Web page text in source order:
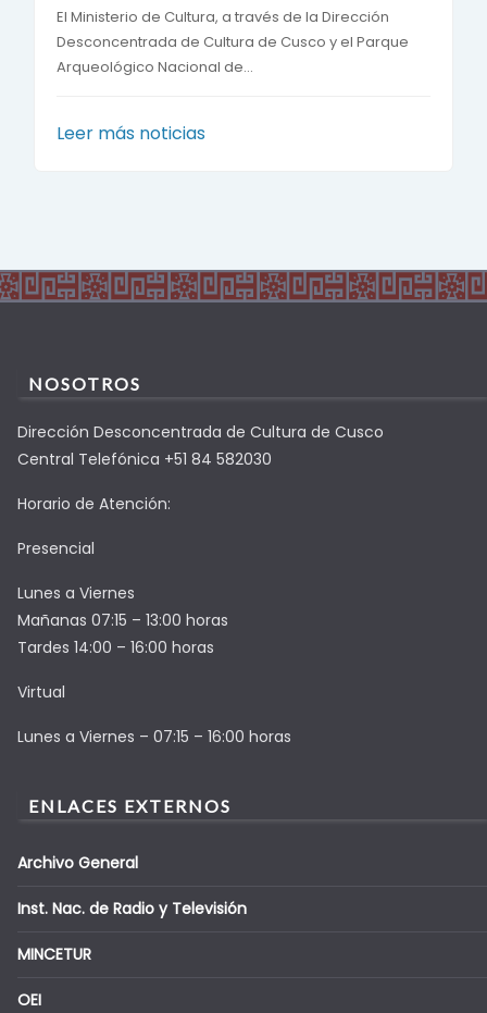
El Ministerio de Cultura, a través de la Dirección
Desconcentrada de Cultura de Cusco y el Parque
Arqueológico Nacional de...
Leer más noticias
NOSOTROS
Dirección Desconcentrada de Cultura de Cusco
Central Telefónica +51 84 582030
Horario de Atención:
Presencial
Lunes a Viernes
Mañanas 07:15 – 13:00 horas
Tardes 14:00 – 16:00 horas
Virtual
Lunes a Viernes – 07:15 – 16:00 horas
ENLACES EXTERNOS
Archivo General
Inst. Nac. de Radio y Televisión
MINCETUR
OEI